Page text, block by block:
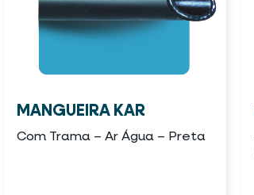
MANGUEIRA KAR
Com Trama – Ar Água – Preta